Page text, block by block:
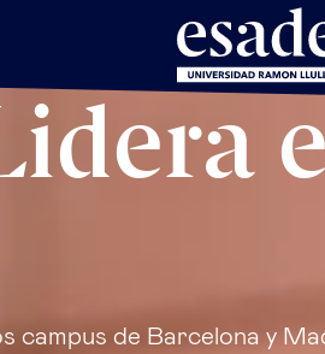
campus de Barcelona y